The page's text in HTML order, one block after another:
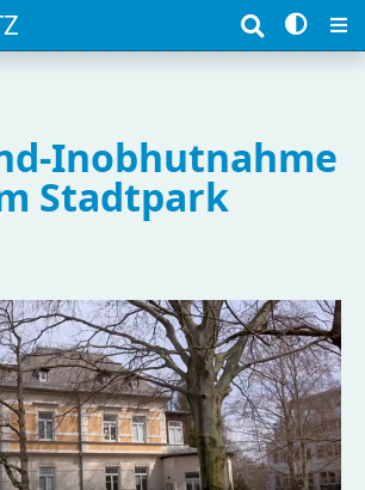
Suchbegriffe
Inobhutnahme
Stadtpark